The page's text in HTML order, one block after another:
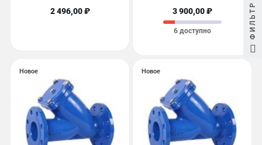
2 496,00 ₽ 3 900,00 ₽
6 доступно
Новое Новое
ФИЛЬТР